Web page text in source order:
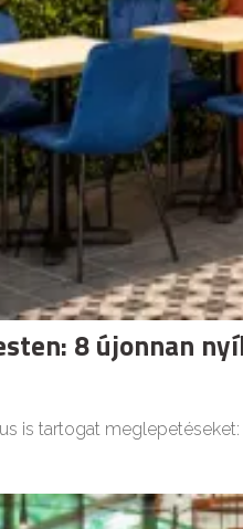
8 újonnan
is tartogat